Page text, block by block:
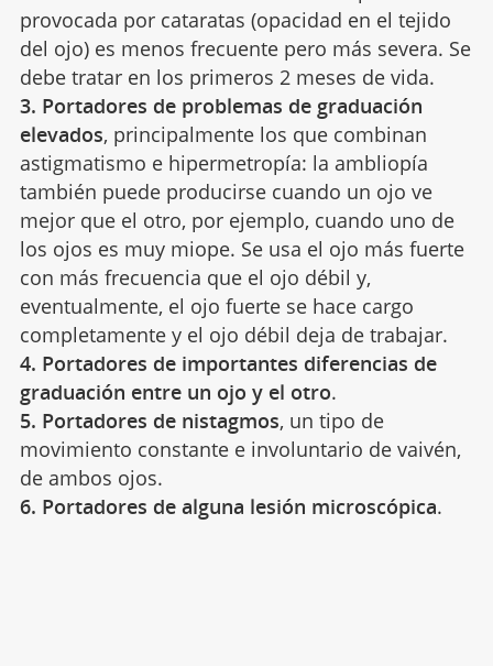
provocada por cataratas (opacidad en el tejido
del ojo) es menos frecuente pero más severa. Se
debe tratar en los primeros 2 meses de vida.
3. Portadores de problemas de graduación
elevados, principalmente los que combinan
astigmatismo e hipermetropía: la ambliopía
también puede producirse cuando un ojo ve
mejor que el otro, por ejemplo, cuando uno de
los ojos es muy miope. Se usa el ojo más fuerte
con más frecuencia que el ojo débil y,
eventualmente, el ojo fuerte se hace cargo
completamente y el ojo débil deja de trabajar.
4. Portadores de importantes diferencias de
graduación entre un ojo y el otro.
5. Portadores de nistagmos, un tipo de
movimiento constante e involuntario de vaivén,
de ambos ojos.
6. Portadores de alguna lesión microscópica.